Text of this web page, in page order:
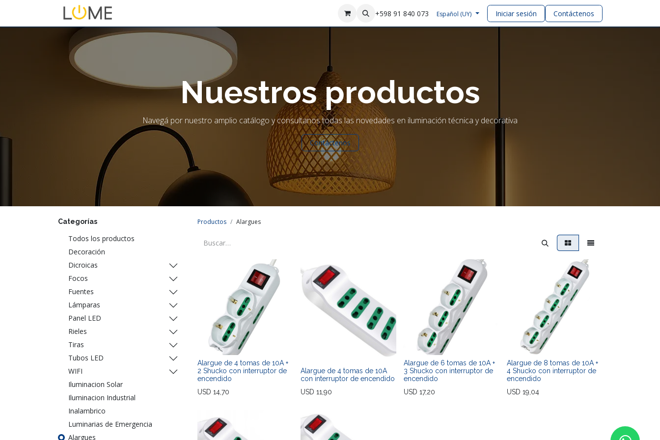
+598 91 840 073 Español (UY) Iniciar sesión Contáctenos
Nuestros productos
Navegá por nuestro amplio catálogo y consultanos todas las novedades en iluminación técnica y decorativa
Contáctenos
Categorías
Todos los productos
Decoración
Dicroicas
Focos
Fuentes
Lámparas
Panel LED
Rieles
Tiras
Tubos LED
WIFI
Iluminacion Solar
Iluminacion Industrial
Inalambrico
Luminarias de Emergencia
Alargues
Productos Alargues
Alargue de 4 tomas de 10A +
2 Shucko con interruptor de
encendido
USD 14,70
Alargue de 4 tomas de 10A
con interruptor de encendido
USD 11,90
Alargue de 6 tomas de 10A +
3 Shucko con interruptor de
encendido
USD 17,20
Alargue de 8 tomas de 10A +
4 Shucko con interruptor de
encendido
USD 19,04